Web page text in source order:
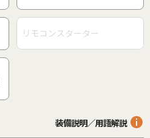
リモコンスターター
装備説明／用語解説